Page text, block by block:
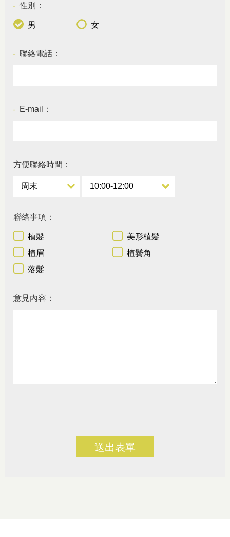
● 性別：
男 女
● 聯絡電話：
● E-mail：
方便聯絡時間：
聯絡事項：
植髮
美形植髮
植眉
植鬢角
落髮
意見內容：
送出表單